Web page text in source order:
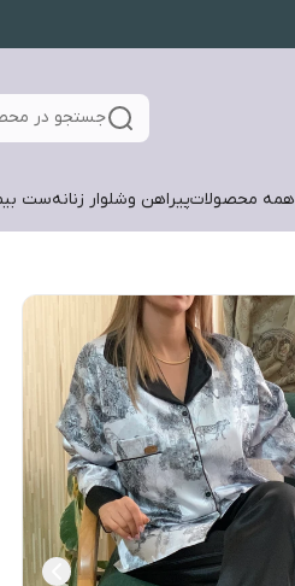
جستجو در
همه محصولاتپیراهن وشلوار زنانهست